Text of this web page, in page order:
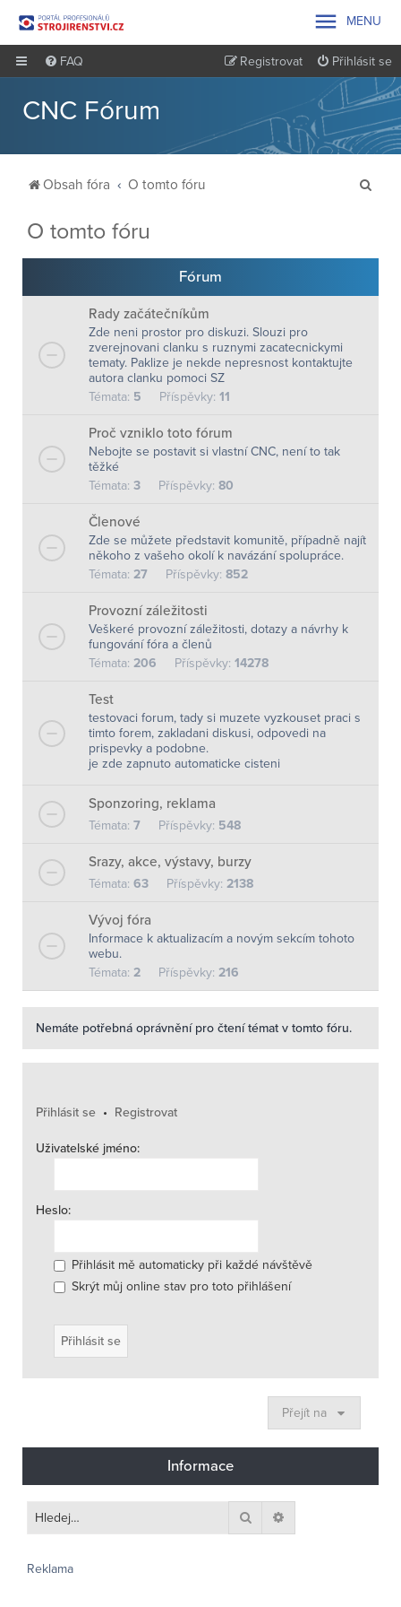
 MENU
FAQ Přihlásit se
Registrovat
CNC Fórum
Obsah fóra O tomto fóru
d
O tomto fóru
Fórum
Rady začátečníkům
Zde neni prostor pro diskuzi. Slouzi pro
zverejnovani clanku s ruznymi zacatecnickymi
tematy. Paklize je nekde nepresnost kontaktujte
autora clanku pomoci SZ
Témata: 5 Příspěvky: 11
Proč vzniklo toto fórum
Nebojte se postavit si vlastní CNC, není to tak
těžké
Témata: 3 Příspěvky: 80
Členové
Zde se můžete představit komunitě, případně najít
někoho z vašeho okolí k navázání spolupráce.
Témata: 27 Příspěvky: 852
Provozní záležitosti
Veškeré provozní záležitosti, dotazy a návrhy k
fungování fóra a členů
Témata: 206 Příspěvky: 14278
Test
testovaci forum, tady si muzete vyzkouset praci s
timto forem, zakladani diskusi, odpovedi na
prispevky a podobne.
je zde zapnuto automaticke cisteni
Sponzoring, reklama
Témata: 7 Příspěvky: 548
Srazy, akce, výstavy, burzy
Témata: 63 Příspěvky: 2138
Vývoj fóra
Informace k aktualizacím a novým sekcím tohoto
webu.
Témata: 2 Příspěvky: 216
Nemáte potřebná oprávnění pro čtení témat v tomto fóru.
Přihlásit se • Registrovat
Uživatelské jméno:
Heslo:
Přihlásit mě automaticky při každé návštěvě
Skrýt můj online stav pro toto přihlášení
Přejít na
Informace
Hledat
Reklama